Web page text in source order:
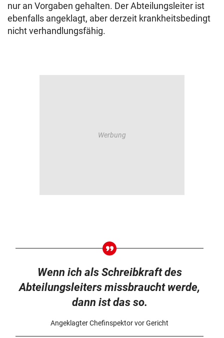
nur an Vorgaben gehalten. Der Abteilungsleiter ist
ebenfalls angeklagt, aber derzeit krankheitsbedingt
nicht verhandlungsfähig.
Wenn ich als Schreibkraft des
Abteilungsleiters missbraucht werde,
dann ist das so.
Angeklagter Chefinspektor vor Gericht